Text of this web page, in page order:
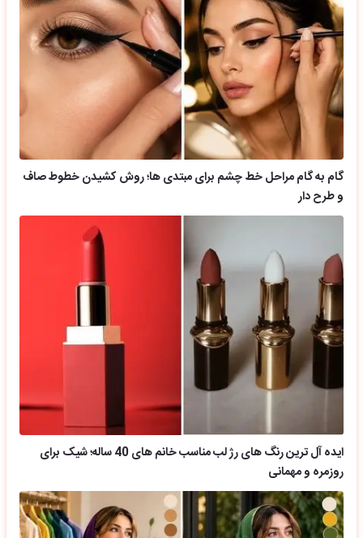
گام به گام مراحل خط چشم برای مبتدی ها؛ روش کشیدن خطوط صاف
و طرح دار
ایده آل ترین رنگ های رژ لب مناسب خانم های 40 ساله؛ شیک برای
روزمره و مهمانی